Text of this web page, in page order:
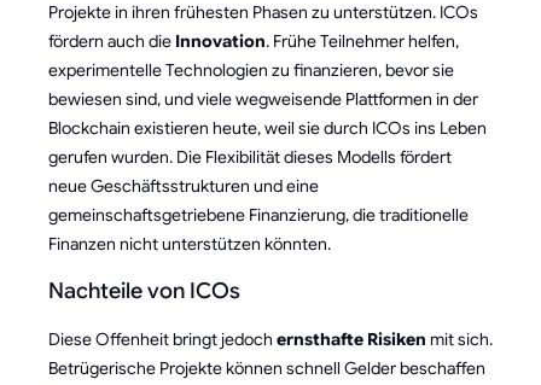
Projekte in ihren frühesten Phasen zu unterstützen. ICOs
fördern auch die Innovation. Frühe Teilnehmer helfen,
experimentelle Technologien zu finanzieren, bevor sie
bewiesen sind, und viele wegweisende Plattformen in der
Blockchain existieren heute, weil sie durch ICOs ins Leben
gerufen wurden. Die Flexibilität dieses Modells fördert
neue Geschäftsstrukturen und eine
gemeinschaftsgetriebene Finanzierung, die traditionelle
Finanzen nicht unterstützen könnten.
Nachteile von ICOs
Diese Offenheit bringt jedoch ernsthafte Risiken mit sich.
Betrügerische Projekte können schnell Gelder beschaffen